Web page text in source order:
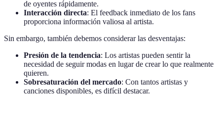
de oyentes rápidamente.
Interacción directa: El feedback inmediato de los fans
proporciona información valiosa al artista.
Sin embargo, también debemos considerar las desventajas:
Presión de la tendencia: Los artistas pueden sentir la
necesidad de seguir modas en lugar de crear lo que realmente
quieren.
Sobresaturación del mercado: Con tantos artistas y
canciones disponibles, es difícil destacar.